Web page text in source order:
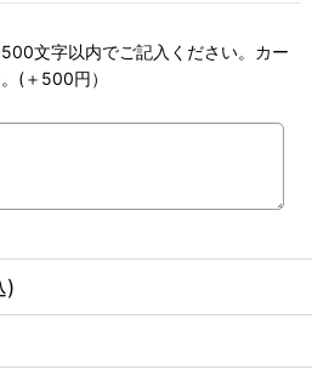
500文字以内でご記入ください。カー
(＋500円）
)